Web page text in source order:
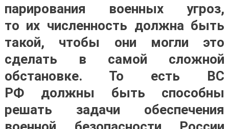
парирования военных угроз,
то их численность должна быть
такой, чтобы они могли это
сделать в самой сложной
обстановке. То есть ВС
РФ должны быть способны
решать задачи обеспечения